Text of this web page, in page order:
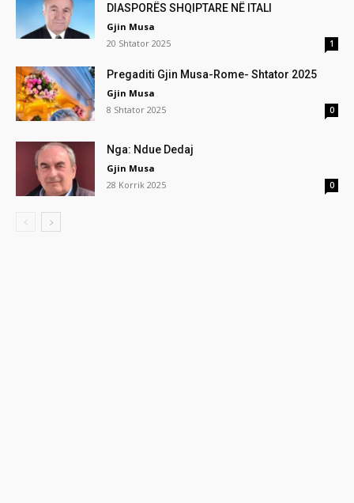
DIASPORËS SHQIPTARE NË ITALI
Gjin Musa
20 Shtator 2025
1
Pregaditi Gjin Musa-Rome- Shtator 2025
Gjin Musa
8 Shtator 2025
0
Nga: Ndue Dedaj
Gjin Musa
28 Korrik 2025
0